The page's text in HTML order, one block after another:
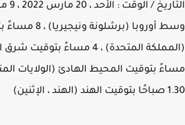
التاريخ /
وسط أوروبا (برشلونة
بتوقيت المحيط الهادئ (الولايات
، الإثنين)